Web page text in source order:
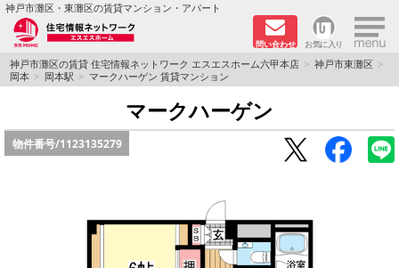
神戸市灘区・東灘区の賃貸マンション・アパート
問い合わせ お気に入り ×
TOPページ
学生さん向け物件
ペット飼育可物件
神戸市灘区の賃貸 住宅情報ネットワーク エスエスホーム六甲本店
神戸市東灘区
岡本
岡本駅 マークハーゲン 賃貸マンション
マークハーゲン
物件番号/1123135279